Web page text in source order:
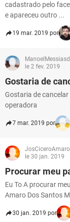
cadastrado pelo
e apareceu outro ...
19 mar. 2019 por
le 2 fev. 2019
Gostaria de
Gostaria de
operadora
7 mar. 2019 por
le 30 jan. 2019
Procurar meu
Eu To A procurar
Amaro Dos Santos
30 jan. 2019 por